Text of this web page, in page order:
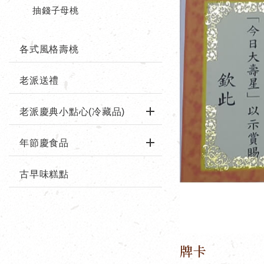
抽錢子母桃
各式風格壽桃
老派送禮
老派慶典小點心(冷藏品)
年節慶食品
古早味糕點
牌卡